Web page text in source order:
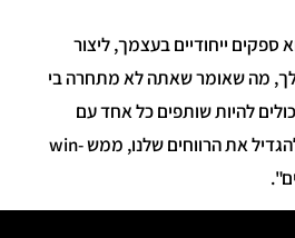
ייחודיים בעצמך, ליצור
לך, מה שאומר שאתה לא מתחרה בי
להיות שותפים כל אחד עם
הספקים שהוא מצא וככה להגדיל את הרווחים שלנו, ממש win-